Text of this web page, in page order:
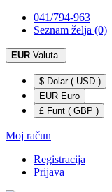
041/794-963
Seznam želja (0)
EUR Valuta
$ Dolar ( USD )
EUR Euro
£ Funt ( GBP )
Moj račun
Registracija
Prijava